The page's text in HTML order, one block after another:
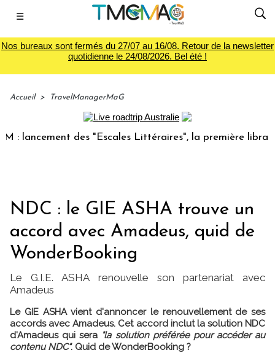
☰
Nos bureaux sont fermés du 27/07 au 16/08. Retour de la newsletter
quotidienne le 24/08/2026. Bel été !
Accueil > TravelManagerMaG
des "Escales Littéraires", la première librairie du
NDC : le GIE ASHA trouve un
accord avec Amadeus, quid de
WonderBooking
Le G.I.E. ASHA renouvelle son partenariat avec
Amadeus
Le GIE ASHA vient d'annoncer le renouvellement de ses
accords avec Amadeus. Cet accord inclut la solution NDC
d'Amadeus qui sera "la solution préférée pour accéder au
contenu NDC". Quid de WonderBooking ?